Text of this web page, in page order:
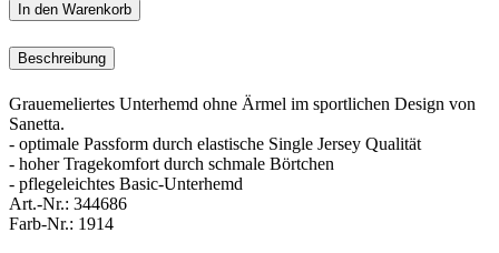
In den Warenkorb
Beschreibung
Grauemeliertes Unterhemd ohne Ärmel im sportlichen Design von
Sanetta.
- optimale Passform durch elastische Single Jersey Qualität
- hoher Tragekomfort durch schmale Börtchen
- pflegeleichtes Basic-Unterhemd
Art.-Nr.: 344686
Farb-Nr.: 1914